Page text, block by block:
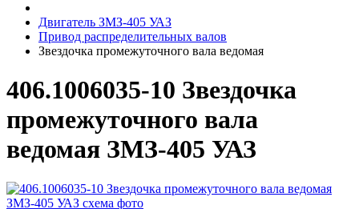
Двигатель ЗМЗ-405 УАЗ
Привод распределительных валов
Звездочка промежуточного вала ведомая
406.1006035-10 Звездочка
промежуточного вала
ведомая ЗМЗ-405 УАЗ